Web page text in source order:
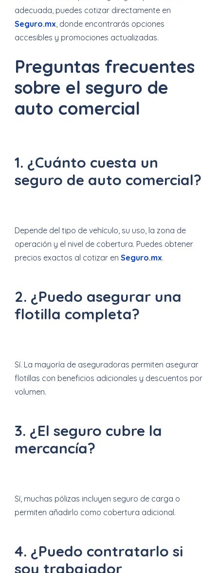
adecuada, puedes cotizar directamente en
Seguro.mx , donde encontrarás opciones
accesibles y promociones actualizadas.
Preguntas frecuentes
sobre el seguro de
auto comercial
1. ¿Cuánto cuesta un
seguro de auto comercial?
Depende del tipo de vehículo, su uso, la zona de
operación y el nivel de cobertura. Puedes obtener
precios exactos al cotizar en Seguro.mx.
2. ¿Puedo asegurar una
flotilla completa?
Sí. La mayoría de aseguradoras permiten asegurar
flotillas con beneficios adicionales y descuentos por
volumen.
3. ¿El seguro cubre la
mercancía?
Sí, muchas pólizas incluyen seguro de carga o
permiten añadirlo como cobertura adicional.
4. ¿Puedo contratarlo si
soy trabajador